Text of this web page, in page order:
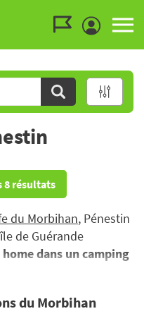
8 résultats
du Morbihan, Pénestin
de Guérande
dans un camping
activités
du Morbihan